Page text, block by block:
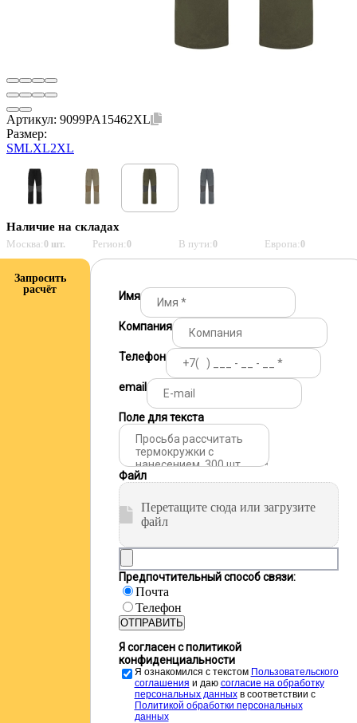
Артикул: 9099PA15462XL
Размер:
SMLXL2XL
Наличие на складах
Москва:0 шт. Регион:0 В пути:0 Европа:0
Запросить
расчёт
Имя
Компания
Телефон
email
Поле для текста
Файл
Перетащите сюда или загрузите
файл
Предпочтительный способ связи:
Почта
Телефон
ОТПРАВИТЬ
Я согласен с политикой
конфиденциальности
Я ознакомился с текстом Пользовательского
соглашения и даю cогласие на обработку
персональных данныхв соответствии с
Политикой обработки персональных
данных